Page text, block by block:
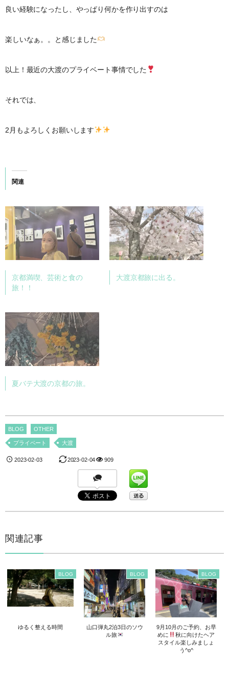
良い経験になったし、やっぱり何かを作り出すのは
楽しいなぁ。。と感じました
以上！最近の大渡のプライベート事情でした
それでは、
2月もよろしくお願いします
関連
京都満喫、芸術と食の
旅！！
大渡京都旅に出る。
夏バテ大渡の京都の旅。
BLOG OTHER
プライベート 大渡
2023-02-03 2023-02-04 909
関連記事
BLOG
ゆるく整える時間
BLOG
山口弾丸2泊3日のソウ
ル旅
BLOG
9月10月のご予約、お早
めに
秋に向けたヘア
スタイル楽しみましょ
う^o^